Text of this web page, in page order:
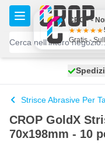
Salta al contenuto
100
Strisce Abrasive Per
CROP GoldX
70x198mm - 10
CROP -
Gratis -